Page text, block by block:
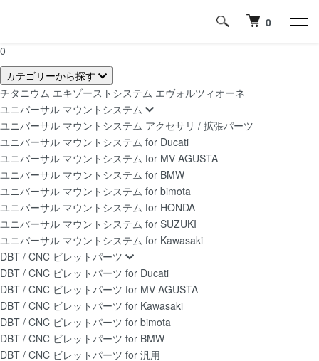
0
0
カテゴリーから探す
チタニウム エキゾーストシステム エヴォルツィオーネ
ユニバーサル マウントシステム
ユニバーサル マウントシステム アクセサリ / 拡張パーツ
ユニバーサル マウントシステム for Ducati
ユニバーサル マウントシステム for MV AGUSTA
ユニバーサル マウントシステム for BMW
ユニバーサル マウントシステム for bimota
ユニバーサル マウントシステム for HONDA
ユニバーサル マウントシステム for SUZUKI
ユニバーサル マウントシステム for Kawasaki
DBT / CNC ビレットパーツ
DBT / CNC ビレットパーツ for Ducati
DBT / CNC ビレットパーツ for MV AGUSTA
DBT / CNC ビレットパーツ for Kawasaki
DBT / CNC ビレットパーツ for bimota
DBT / CNC ビレットパーツ for BMW
DBT / CNC ビレットパーツ for 汎用